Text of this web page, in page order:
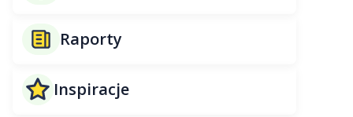
Raporty
Inspiracje